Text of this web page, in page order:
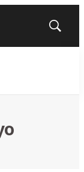
Mostrar